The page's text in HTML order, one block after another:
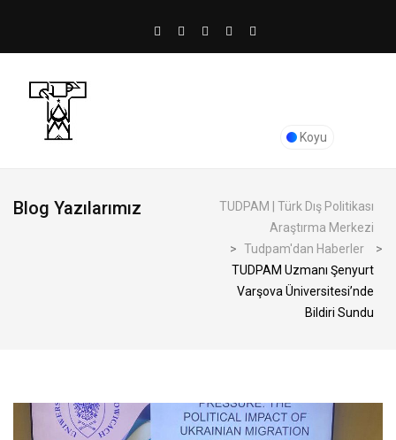
Koyu
Blog Yazılarımız
TUDPAM | Türk Dış Politikası
Araştırma Merkezi
> Tudpam'dan Haberler
>
TUDPAM Uzmanı Şenyurt
Varşova Üniversitesi’nde
Bildiri Sundu